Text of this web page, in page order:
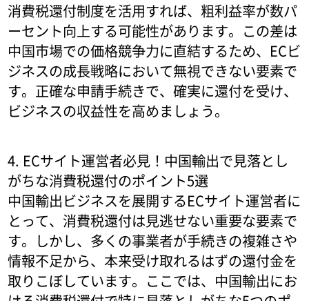
消費税還付制度を活用すれば、粗利益率が数パ
ーセント向上する可能性があります。この差は
中国市場での価格競争力に直結するため、ECビ
ジネスの成長戦略において無視できない要素で
す。正確な申請手続きで、確実に還付を受け、
ビジネスの収益性を高めましょう。
4. ECサイト運営者必見！中国輸出で見落とし
がちな消費税還付のポイント5選
中国輸出ビジネスを展開するECサイト運営者に
とって、消費税還付は見逃せない重要な要素で
す。しかし、多くの事業者が手続きの複雑さや
情報不足から、本来受け取れるはずの還付金を
取りこぼしています。ここでは、中国輸出にお